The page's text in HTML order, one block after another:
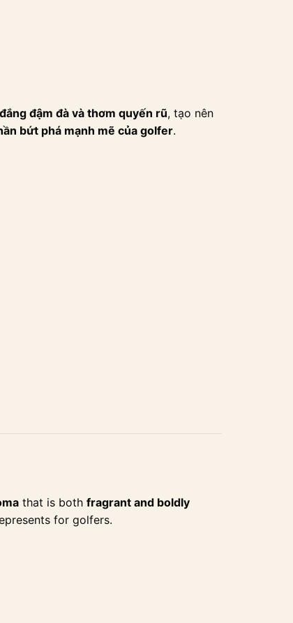
đậm đà và thơm quyến rũ, tạo nên
bứt phá mạnh mẽ của golfer.
that is both fragrant and boldly
for golfers.